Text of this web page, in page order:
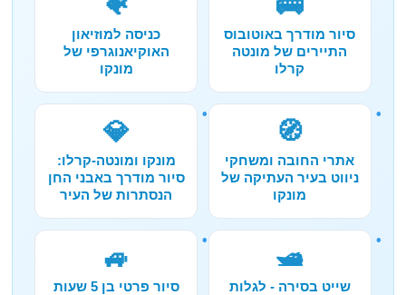
סיור מודרך באוטובוס
התיירים של מונטה
קרלו
כניסה למוזיאון
האוקיאנוגרפי של
מונקו
🧭
אתרי החובה ומשחקי
ניווט בעיר העתיקה של
מונקו
💎
מונקו ומונטה-קרלו:
סיור מודרך באבני החן
הנסתרות של העיר
🛥️
שייט בסירה - לגלות
🚙
סיור פרטי בן 5 שעות